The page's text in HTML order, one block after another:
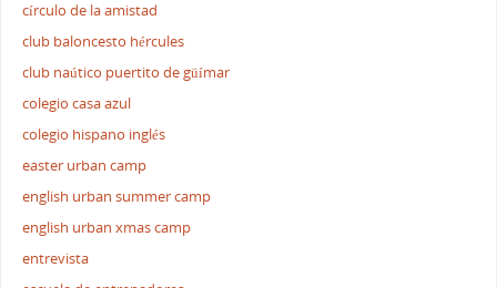
círculo de la amistad
club baloncesto hércules
club naútico puertito de güímar
colegio casa azul
colegio hispano inglés
easter urban camp
english urban summer camp
english urban xmas camp
entrevista